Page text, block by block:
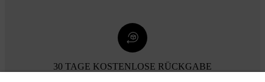
30 TAGE KOSTENLOSE RÜCKGABE